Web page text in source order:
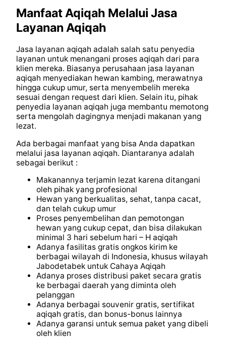
Manfaat Aqiqah Melalui Jasa
Layanan Aqiqah
Jasa layanan aqiqah adalah salah satu penyedia
layanan untuk menangani proses aqiqah dari para
klien mereka. Biasanya perusahaan jasa layanan
aqiqah menyediakan hewan kambing, merawatnya
hingga cukup umur, serta menyembelih mereka
sesuai dengan request dari klien. Selain itu, pihak
penyedia layanan aqiqah juga membantu memotong
serta mengolah dagingnya menjadi makanan yang
lezat.
Ada berbagai manfaat yang bisa Anda dapatkan
melalui jasa layanan aqiqah. Diantaranya adalah
sebagai berikut :
Makanannya terjamin lezat karena ditangani
oleh pihak yang profesional
Hewan yang berkualitas, sehat, tanpa cacat,
dan telah cukup umur
Proses penyembelihan dan pemotongan
hewan yang cukup cepat, dan bisa dilakukan
minimal 3 hari sebelum hari – H aqiqah
Adanya fasilitas gratis ongkos kirim ke
berbagai wilayah di Indonesia, khusus wilayah
Jabodetabek untuk Cahaya Aqiqah
Adanya proses distribusi paket secara gratis
ke berbagai daerah yang diminta oleh
pelanggan
Adanya berbagai souvenir gratis, sertifikat
aqiqah gratis, dan bonus-bonus lainnya
Adanya garansi untuk semua paket yang dibeli
oleh klien